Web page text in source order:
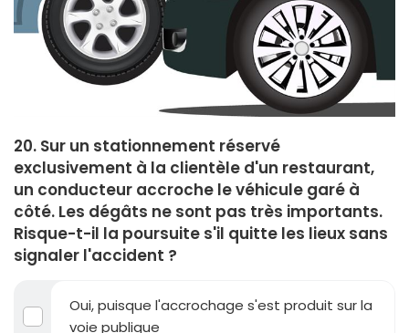
20. Sur un stationnement réservé
exclusivement à la clientèle d'un restaurant,
un conducteur accroche le véhicule garé à
côté. Les dégâts ne sont pas très importants.
Risque-t-il la poursuite s'il quitte les lieux sans
signaler l'accident ?
Oui, puisque l'accrochage s'est produit sur la
voie publique